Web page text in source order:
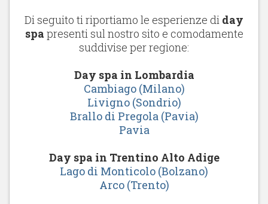
Di seguito ti riportiamo le esperienze di day
spa presenti sul nostro sito e comodamente
suddivise per regione:
Day spa in Lombardia
Cambiago (Milano)
Livigno (Sondrio)
Brallo di Pregola (Pavia)
Pavia
Day spa in Trentino Alto Adige
Lago di Monticolo (Bolzano)
Arco (Trento)